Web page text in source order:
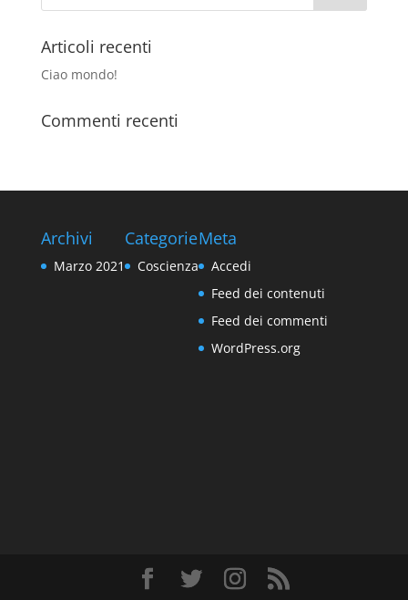
Articoli recenti
Ciao mondo!
Commenti recenti
Archivi
Marzo 2021
Categorie
Coscienza
Meta
Accedi
Feed dei contenuti
Feed dei commenti
WordPress.org